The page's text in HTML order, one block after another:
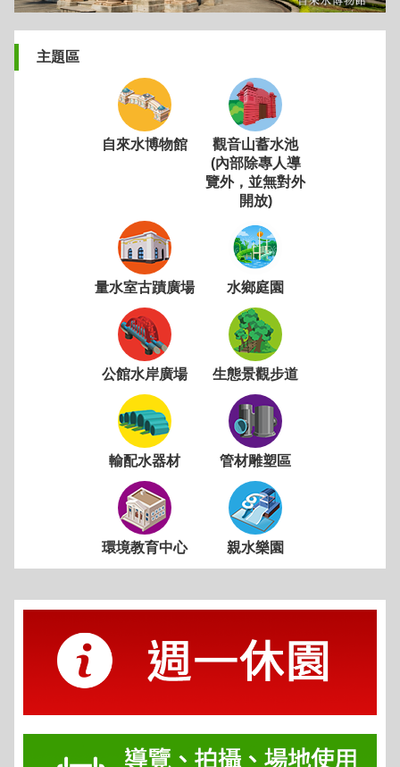
主題區
自來水博物館
觀音山蓄水池
(內部除專人導
覽外，並無對外
開放)
量水室古蹟廣場 水鄉庭園
公館水岸廣場 生態景觀步道
輸配水器材 管材雕塑區
環境教育中心 親水樂園